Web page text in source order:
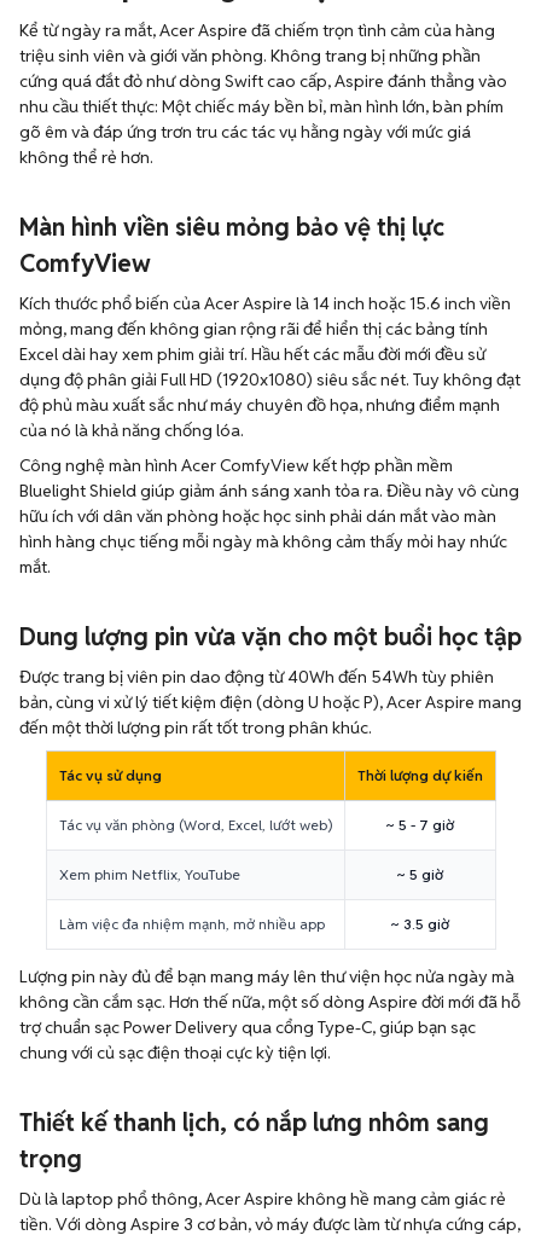
Kể từ ngày ra mắt, Acer Aspire đã chiếm trọn tình cảm của hàng
triệu sinh viên và giới văn phòng. Không trang bị những phần
cứng quá đắt đỏ như dòng Swift cao cấp, Aspire đánh thẳng vào
nhu cầu thiết thực: Một chiếc máy bền bỉ, màn hình lớn, bàn phím
gõ êm và đáp ứng trơn tru các tác vụ hằng ngày với mức giá
không thể rẻ hơn.
Màn hình viền siêu mỏng bảo vệ thị lực
ComfyView
Kích thước phổ biến của Acer Aspire là 14 inch hoặc 15.6 inch viền
mỏng, mang đến không gian rộng rãi để hiển thị các bảng tính
Excel dài hay xem phim giải trí. Hầu hết các mẫu đời mới đều sử
dụng độ phân giải Full HD (1920x1080) siêu sắc nét. Tuy không đạt
độ phủ màu xuất sắc như máy chuyên đồ họa, nhưng điểm mạnh
của nó là khả năng chống lóa.
Công nghệ màn hình Acer ComfyView kết hợp phần mềm
Bluelight Shield giúp giảm ánh sáng xanh tỏa ra. Điều này vô cùng
hữu ích với dân văn phòng hoặc học sinh phải dán mắt vào màn
hình hàng chục tiếng mỗi ngày mà không cảm thấy mỏi hay nhức
mắt.
Dung lượng pin vừa vặn cho một buổi học tập
Được trang bị viên pin dao động từ 40Wh đến 54Wh tùy phiên
bản, cùng vi xử lý tiết kiệm điện (dòng U hoặc P), Acer Aspire mang
đến một thời lượng pin rất tốt trong phân khúc.
Tác vụ sử dụng Thời lượng dự kiến
Tác vụ văn phòng (Word, Excel, lướt web) ~ 5 - 7 giờ
Xem phim Netflix, YouTube ~ 5 giờ
Làm việc đa nhiệm mạnh, mở nhiều app ~ 3.5 giờ
Lượng pin này đủ để bạn mang máy lên thư viện học nửa ngày mà
không cần cắm sạc. Hơn thế nữa, một số dòng Aspire đời mới đã hỗ
trợ chuẩn sạc Power Delivery qua cổng Type-C, giúp bạn sạc
chung với củ sạc điện thoại cực kỳ tiện lợi.
Thiết kế thanh lịch, có nắp lưng nhôm sang
trọng
Dù là laptop phổ thông, Acer Aspire không hề mang cảm giác rẻ
tiền. Với dòng Aspire 3 cơ bản, vỏ máy được làm từ nhựa cứng cáp,